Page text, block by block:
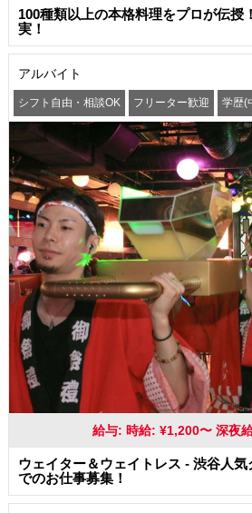
100種類以上の本格料理をプロが伝授
実！
アルバイト
シフト自由・相談OK フリーター歓迎 学歴(
髪型・髪色自由 服装自由 交通費支給
給与: 時給: ¥1,200〜 深夜
ウェイター＆ウェイトレス - 渋谷人気
でのお仕事募集！